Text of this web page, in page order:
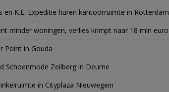
en K.E. Expeditie huren kantoorruimte in Rotterdam
minder woningen, verlies krimpt naar 18 mln euro
Point in Gouda
Schoenmode Zeilberg in Deurne
in Cityplaza Nieuwegein